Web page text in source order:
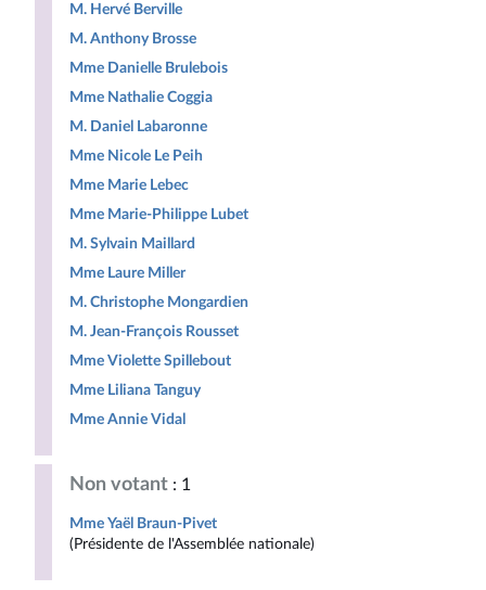
M. Hervé Berville
M. Anthony Brosse
Mme Danielle Brulebois
Mme Nathalie Coggia
M. Daniel Labaronne
Mme Nicole Le Peih
Mme Marie Lebec
Mme Marie-Philippe Lubet
M. Sylvain Maillard
Mme Laure Miller
M. Christophe Mongardien
M. Jean-François Rousset
Mme Violette Spillebout
Mme Liliana Tanguy
Mme Annie Vidal
Non votant : 1
Mme Yaël Braun-Pivet
(Présidente de l'Assemblée nationale)